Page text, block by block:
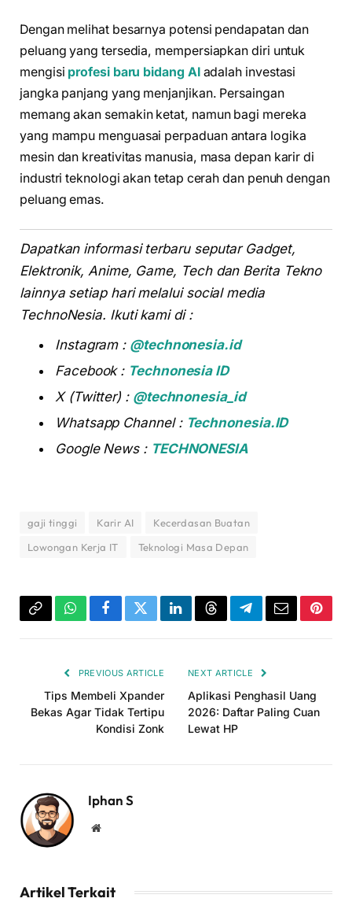
Dengan melihat besarnya potensi pendapatan dan
peluang yang tersedia, mempersiapkan diri untuk
mengisi profesi baru bidang AIadalah investasi
jangka panjang yang menjanjikan. Persaingan
memang akan semakin ketat, namun bagi mereka
yang mampu menguasai perpaduan antara logika
mesin dan kreativitas manusia, masa depan karir di
industri teknologi akan tetap cerah dan penuh dengan
peluang emas.
Dapatkan informasi terbaru seputar Gadget,
Elektronik, Anime, Game, Tech dan Berita Tekno
lainnya setiap hari melalui social media
TechnoNesia. Ikuti kami di :
Instagram : @technonesia.id
Facebook : Technonesia ID
X (Twitter) : @technonesia_id
Whatsapp Channel : Technonesia.ID
Google News : TECHNONESIA
gaji tinggi Karir AI
Kecerdasan Buatan
Lowongan Kerja IT
Teknologi Masa Depan
Copy WhatsAppFacebookTwitterLinkedInThreadsTelegramEmail
PREVIOUS ARTICLE
Tips Membeli Xpander
Bekas Agar Tidak Tertipu
Kondisi Zonk
NEXT ARTICLE
Aplikasi Penghasil Uang
2026: Daftar Paling Cuan
Lewat HP
Iphan S
Website
Artikel Terkait